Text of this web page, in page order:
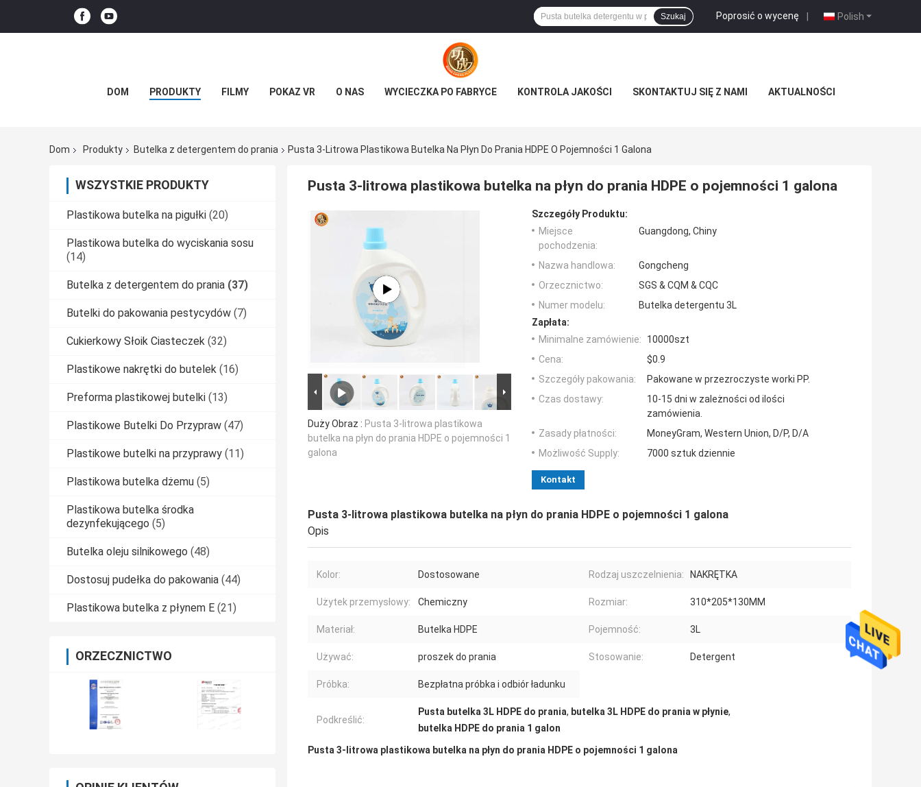
Polish
Poprosić o wycenę |
Szukaj
DOM PRODUKTY FILMY POKAZ VR O NAS WYCIECZKA PO FABRYCE KONTROLA JAKOŚCI SKONTAKTUJ SIĘ Z NAMI AKTUALNOŚCI
Dom Produkty Butelka z detergentem do prania Pusta 3-Litrowa Plastikowa Butelka Na Płyn Do Prania HDPE O Pojemności 1 Galona
WSZYSTKIE PRODUKTY
Plastikowa butelka na pigułki (20)
Plastikowa butelka do wyciskania sosu
(14)
Butelka z detergentem do prania (37)
Butelki do pakowania pestycydów (7)
Cukierkowy Słoik Ciasteczek (32)
Plastikowe nakrętki do butelek (16)
Preforma plastikowej butelki (13)
Plastikowe Butelki Do Przypraw (47)
Plastikowe butelki na przyprawy (11)
Plastikowa butelka dżemu (5)
Plastikowa butelka środka
dezynfekującego (5)
Butelka oleju silnikowego (48)
Dostosuj pudełka do pakowania (44)
Plastikowa butelka z płynem E (21)
ORZECZNICTWO
Pusta 3-litrowa plastikowa butelka na płyn do prania HDPE o pojemności 1 galona
Duży Obraz : Pusta 3-litrowa plastikowa
butelka na płyn do prania HDPE o pojemności 1
galona
Szczegóły Produktu:
Miejsce
pochodzenia:
Guangdong, Chiny
Nazwa handlowa:
Gongcheng
Orzecznictwo:
SGS & CQM & CQC
Numer modelu:
Butelka detergentu 3L
Zapłata:
Minimalne zamówienie:
10000szt
Cena:
$0.9
Szczegóły pakowania:
Pakowane w przezroczyste worki PP.
Czas dostawy:
10-15 dni w zależności od ilości
zamówienia.
Zasady płatności:
MoneyGram, Western Union, D/P, D/A
Możliwość Supply:
7000 sztuk dziennie
Kontakt
Pusta 3-litrowa plastikowa butelka na płyn do prania HDPE o pojemności 1 galona
Opis
Kolor: Dostosowane Rodzaj uszczelnienia: NAKRĘTKA
Użytek przemysłowy: Chemiczny Rozmiar: 310*205*130MM
Materiał: Butelka HDPE Pojemność: 3L
Używać: proszek do prania Stosowanie: Detergent
Próbka: Bezpłatna próbka i odbiór ładunku
Podkreślić:
Pusta butelka 3L HDPE do prania, butelka 3L HDPE do prania w płynie,
butelka HDPE do prania 1 galon
Pusta 3-litrowa plastikowa butelka na płyn do prania HDPE o pojemności 1 galona